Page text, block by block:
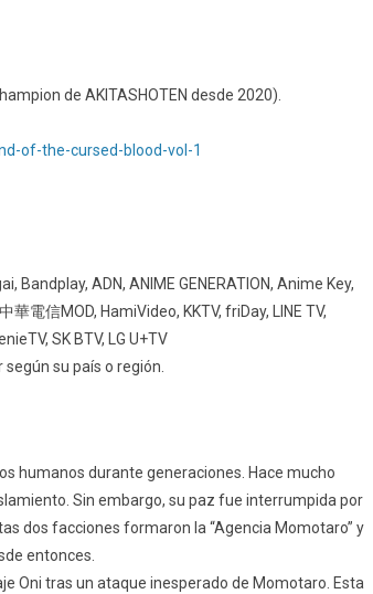
de AKITASHOTEN desde 2020).
of-the-cursed-blood-vol-1
ADN, ANIME GENERATION, Anime Key,
電信MOD, HamiVideo, KKTV, friDay, LINE TV,
SK BTV, LG U+TV
su país o región.
humanos durante generaciones. Hace mucho
Sin embargo, su paz fue interrumpida por
dos facciones formaron la “Agencia Momotaro” y
entonces.
Oni tras un ataque inesperado de Momotaro. Esta